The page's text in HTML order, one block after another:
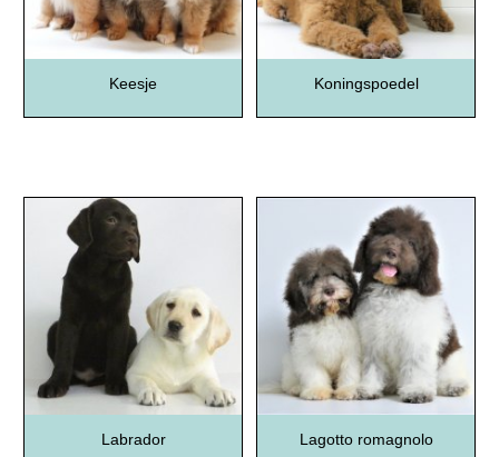
Keesje Koningspoedel
Labrador Lagotto romagnolo